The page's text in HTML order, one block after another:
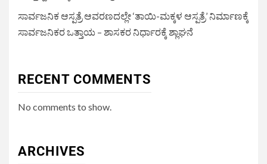
ಸಾರ್ವಜನಿಕ ಆಸ್ಪತ್ರೆ ಆವರಣದಲ್ಲೇ ‘ತಾಯಿ-ಮಕ್ಕಳ ಆಸ್ಪತ್ರೆ’ ನಿರ್ಮಾಣಕ್ಕೆ
ಸಾರ್ವಜನಿಕರ ಒತ್ತಾಯ – ಶಾಸಕರ ನಿರ್ಧಾರಕ್ಕೆ ಶ್ಲಾಘನೆ
RECENT COMMENTS
No comments to show.
ARCHIVES